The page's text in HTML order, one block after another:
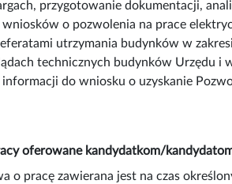
przygotowanie dokumentacji,
o pozwolenia na prace
utrzymania budynków w
technicznych budynków Urzędu i
do wniosku o uzyskanie
oferowane kandydatkom/
o pracę zawierana jest na czas